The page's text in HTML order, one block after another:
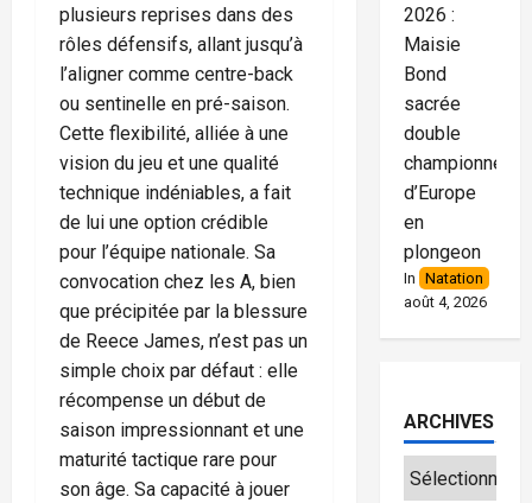
plusieurs reprises dans des
rôles défensifs, allant jusqu’à
l’aligner comme centre-back
ou sentinelle en pré-saison.
Cette flexibilité, alliée à une
vision du jeu et une qualité
technique indéniables, a fait
de lui une option crédible
pour l’équipe nationale. Sa
convocation chez les A, bien
que précipitée par la blessure
de Reece James, n’est pas un
simple choix par défaut : elle
récompense un début de
saison impressionnant et une
maturité tactique rare pour
son âge. Sa capacité à jouer
2026 :
Maisie
Bond
sacrée
double
championne
d’Europe
en
plongeon
In Natation
août 4, 2026
ARCHIVES